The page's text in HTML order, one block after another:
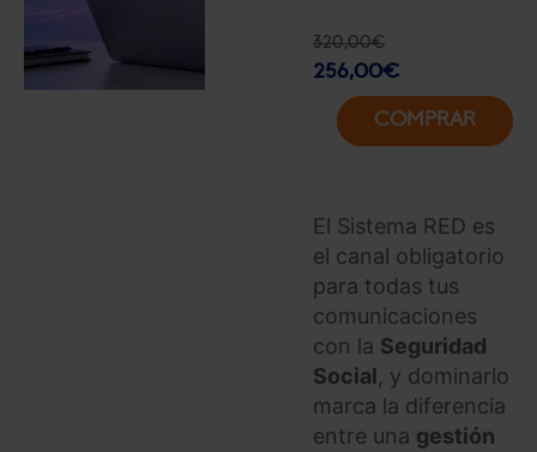
320,00€
256,00€
COMPRAR
El Sistema RED es
el canal obligatorio
para todas tus
comunicaciones
con la Seguridad
Social, y dominarlo
marca la diferencia
entre una gestión